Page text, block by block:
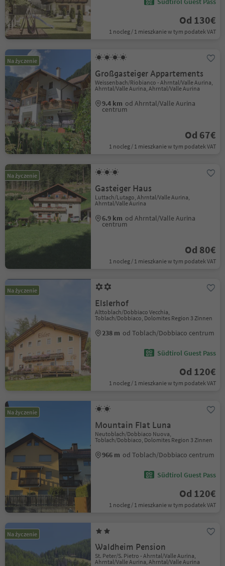
Od 130€
1 nocleg / 1 mieszkanie w tym podatek VAT
Na życzenie
Großgasteiger Appartements
Weissenbach/Riobianco - Ahrntal/Valle Aurina,
Ahrntal/Valle Aurina, Ahrntal/Valle Aurina
9.4 km od Ahrntal/Valle Aurina
centrum
Od 67€
1 nocleg / 1 mieszkanie w tym podatek VAT
Na życzenie
Gasteiger Haus
Luttach/Lutago, Ahrntal/Valle Aurina,
Ahrntal/Valle Aurina
6.9 km od Ahrntal/Valle Aurina
centrum
Od 80€
1 nocleg / 1 mieszkanie w tym podatek VAT
Na życzenie
Elslerhof
Alttoblach/Dobbiaco Vecchia,
Toblach/Dobbiaco, Dolomites Region 3 Zinnen
238 m od Toblach/Dobbiaco centrum
Südtirol Guest Pass
Od 120€
1 nocleg / 1 mieszkanie w tym podatek VAT
Na życzenie
Mountain Flat Luna
Neutoblach/Dobbiaco Nuova,
Toblach/Dobbiaco, Dolomites Region 3 Zinnen
966 m od Toblach/Dobbiaco centrum
Südtirol Guest Pass
Od 120€
1 nocleg / 1 mieszkanie w tym podatek VAT
Na życzenie
Waldheim Pension
St. Peter/S. Pietro - Ahrntal/Valle Aurina,
Ahrntal/Valle Aurina, Ahrntal/Valle Aurina